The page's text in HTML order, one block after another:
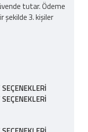
tutar. Ödeme
şekilde 3. kişiler